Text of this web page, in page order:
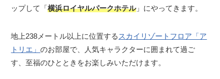
ップして「横浜ロイヤルパークホテル」にやってきます。
地上238メートル以上に位置する スカイリゾートフロア「ア
トリエ」のお部屋で、人気キャラクターに囲まれて過ご
す、至福のひとときをお楽しみいただけます。